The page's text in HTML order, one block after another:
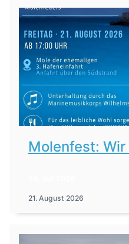
Molenfest:
21. August 2026